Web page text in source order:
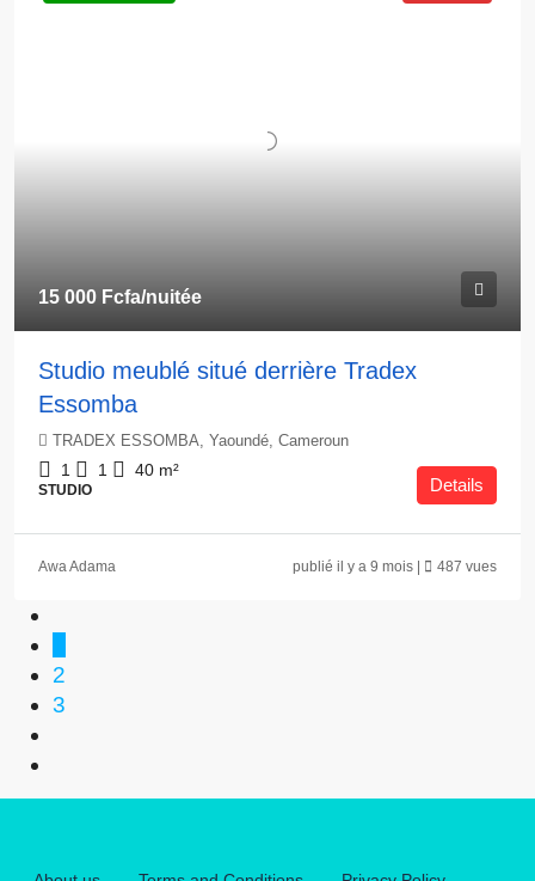
15 000 Fcfa/nuitée
Studio meublé situé derrière Tradex
Essomba
TRADEX ESSOMBA, Yaoundé, Cameroun
1 1 40 m²
STUDIO Details
Awa Adama publié il y a 9 mois | 487 vues
2
3